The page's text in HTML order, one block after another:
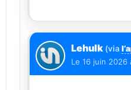
Lehulk (via
Le 16 juin 2026